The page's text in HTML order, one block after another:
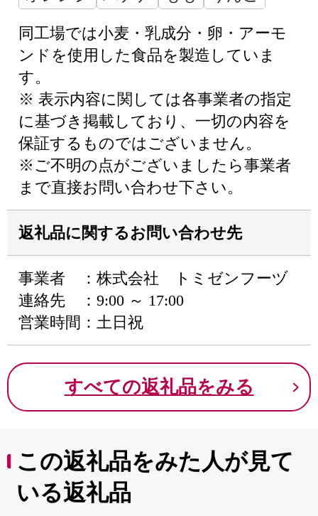
同工場では小麦・乳成分・卵・アーモ
ンドを使用した食品を製造していま
す。
※ 表示内容に関しては各事業者の指定
に基づき掲載しており、一切の内容を
保証するものではございません。
※ご不明の点がございましたら事業者
まで直接お問い合わせ下さい。
返礼品に関するお問い合わせ先
事業者 ：株式会社 トミゼンフーヅ
連絡先 ：9:00 ～ 17:00
営業時間：土日祝
すべての返礼品をみる
この返礼品をみた人が見て
いる返礼品